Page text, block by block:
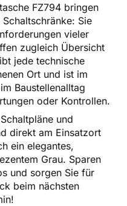
FZ794 bringen
Sie
vieler
zugleich Übersicht
jede technische
Ort und ist im
Baustellenalltag
oder Kontrollen.
und
direkt am Einsatzort
ein elegantes,
Grau. Sparen
und sorgen Sie für
beim nächsten